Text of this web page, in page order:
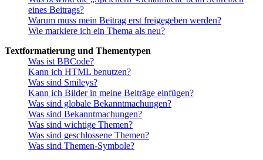
eines Beitrags?
Warum muss mein Beitrag erst freigegeben werden?
Wie markiere ich ein Thema als neu?
Textformatierung und Thementypen
Was ist BBCode?
Kann ich HTML benutzen?
Was sind Smileys?
Kann ich Bilder in meine Beiträge einfügen?
Was sind globale Bekanntmachungen?
Was sind Bekanntmachungen?
Was sind wichtige Themen?
Was sind geschlossene Themen?
Was sind Themen-Symbole?